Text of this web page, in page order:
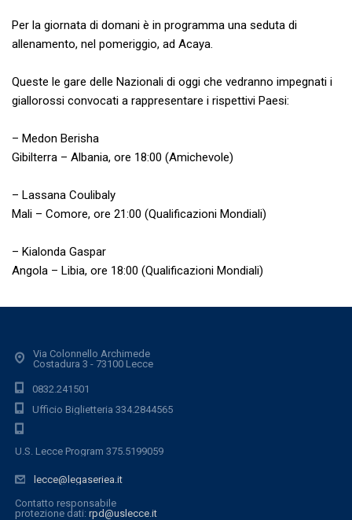
Per la giornata di domani è in programma una seduta di
allenamento, nel pomeriggio, ad Acaya.
Queste le gare delle Nazionali di oggi che vedranno impegnati i
giallorossi convocati a rappresentare i rispettivi Paesi:
– Medon Berisha
Gibilterra – Albania, ore 18:00 (Amichevole)
– Lassana Coulibaly
Mali – Comore, ore 21:00 (Qualificazioni Mondiali)
– Kialonda Gaspar
Angola – Libia, ore 18:00 (Qualificazioni Mondiali)
Via Colonnello Archimede
Costadura 3 - 73100 Lecce
0832.241501
Ufficio Biglietteria 334.2844565
U.S. Lecce Program 375.5199059
lecce@legaseriea.it
Contatto responsabile
protezione dati: rpd@uslecce.it